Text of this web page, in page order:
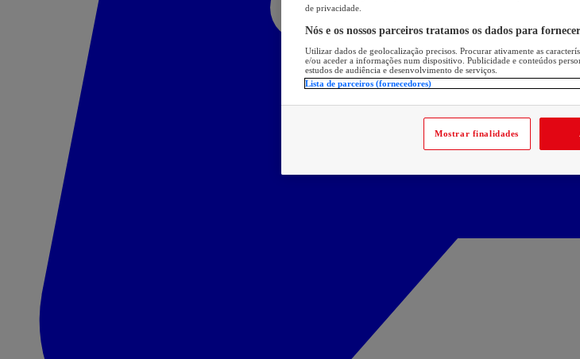
de privacidade.
Nós e os nossos parceiros tratamos os dados para
Utilizar dados de geolocalização precisos. Procurar ativamente as
e/ou aceder a informações num dispositivo. Publicidade e conteúdos
estudos de audiência e desenvolvimento de serviços.
Lista de parceiros (fornecedores)
Mostrar finalidades